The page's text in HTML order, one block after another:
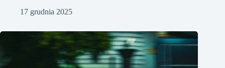
17 grudnia 2025